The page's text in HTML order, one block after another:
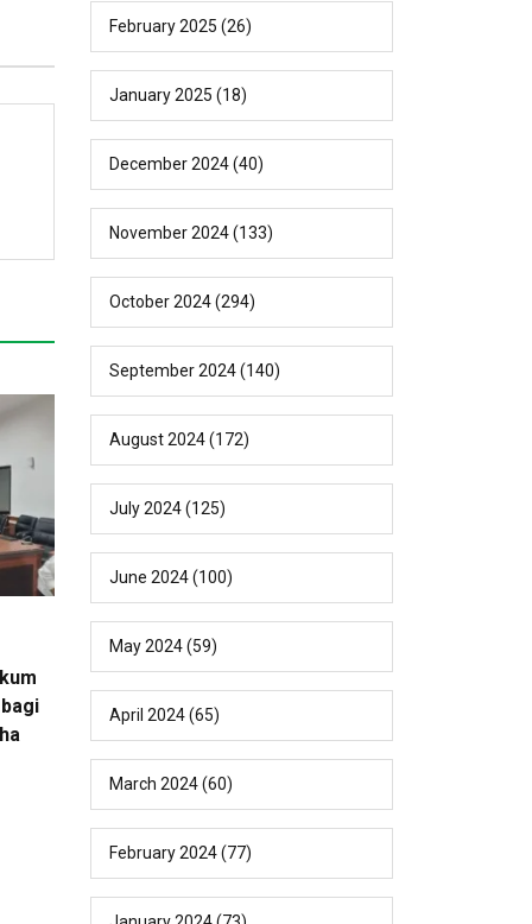
February 2025 (26)
January 2025 (18)
December 2024(40)
November 2024(133)
October 2024(294)
September 2024(140)
August 2024(172)
July 2024(125)
June 2024(100)
May 2024(59)
April 2024(65)
March 2024(60)
February 2024(77)